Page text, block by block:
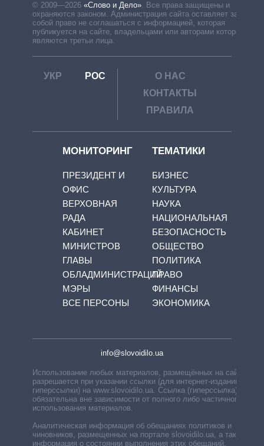
© 2009—2026 «Слово и Дело». Все права защищены и
охраняются законом. Администрация сайта оставляет за
собой право не соглашаться с информацией, которая
публикуется на сайте, владельцами или авторами которой
являются третьи лица.
УКР РОС
О НАС
КОНТАКТЫ
ПРАВИЛА
МОНИТОРИНГ
ПРЕЗИДЕНТ И
ОФИС
ВЕРХОВНАЯ
РАДА
КАБИНЕТ
МИНИСТРОВ
ГЛАВЫ
ОБЛАДМИНИСТРАЦИЙ
МЭРЫ
ВСЕ ПЕРСОНЫ
ТЕМАТИКИ
БИЗНЕС
КУЛЬТУРА
НАУКА
НАЦИОНАЛЬНАЯ
БЕЗОПАСНОСТЬ
ОБЩЕСТВО
ПОЛИТИКА
ПРАВО
ФИНАНСЫ
ЭКОНОМИКА
info@slovoidilo.ua
Использование любых материалов, размещённых на сайте,
разрешается при указании ссылки (для интернет-изданий —
гиперссылки) на www.slovoidilo.ua. Ссылка (гиперссылка)
обязательна вне зависимости от полного либо частичного
использования материалов.
Аналитическая информация об обещаниях политиков и
чиновников, размещенных на портале slovoidilo.ua, а также
информация о состоянии выполнения этих обещаний,